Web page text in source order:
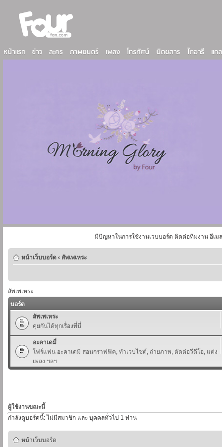
มีปัญหาในการใช้งานเวบบอร์ด ติดต่อทีมงาน อีเม
หน้าเว็บบอร์ด ‹ สัพเพเหระ
สัพเพเหระ
บอร์ด
สัพเพเหระ
คุยกันได้ทุกเรื่องที่นี่
อะคาเดมี่
โฟร์แฟน อะคาเดมี่ สอนกราฟฟิค, ทำเวบไซต์, ถ่ายภาพ, ตัดต่อวีดีโอ, แต่ง
เพลง ฯลฯ
ผู้ใช้งานขณะนี้
่กำลังดูบอร์ดนี้: ไม่มีสมาชิก และ บุคคลทั่วไป 1 ท่าน
หน้าเว็บบอร์ด